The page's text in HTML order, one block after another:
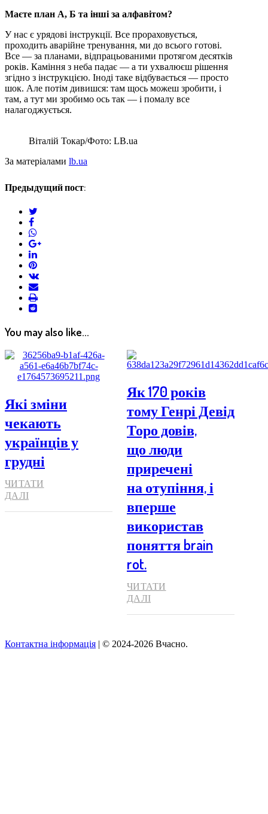
Маєте план А, Б та інші за алфавітом?
У нас є урядові інструкції. Все прораховується,
проходить аварійне тренування, ми до всього готові.
Все — за планами, відпрацьованими протягом десятків
років. Каміння з неба падає — а ти ухвалюєш рішення
згідно з інструкцією. Іноді таке відбувається — просто
шок. Але потім дивишся: там щось можеш зробити, і
там, а тут ми зробимо ось так — і помалу все
налагоджується.
Віталій Токар/Фото: LB.ua
За матеріалами lb.ua
Предыдущий пост:
facebook
google+
linkedin
pinterest
vkontakte
email
print
reddit
reddit
You may also like...
Які зміни
чекають
українців у
грудні
ЧИТАТИ
ДАЛІ
Як 170 років
тому Генрі Девід
Торо довів,
що люди
приречені
на отупіння, і
вперше
використав
поняття brain
rot.
ЧИТАТИ
ДАЛІ
Контактна інформація | © 2024-2026 Вчасно.